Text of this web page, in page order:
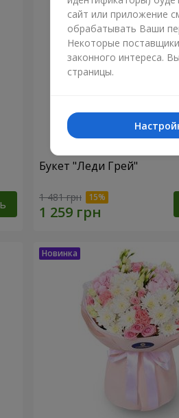
Букет "Леди Грей"
1 481 грн
сайт или приложение
обрабатывать Ваши
Некоторые
законного интереса.
страницы.